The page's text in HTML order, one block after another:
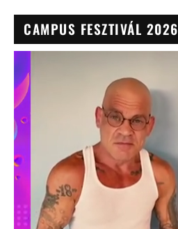
CAMPUS FESZTIVÁL 2026